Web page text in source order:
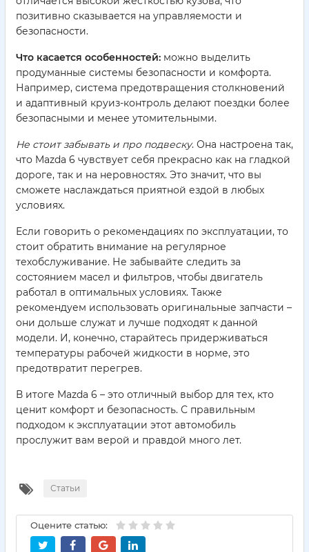
позитивно сказывается на управляемости и
безопасности.
Что касается особенностей: можно выделить
продуманные системы безопасности и комфорта.
Например, система предотвращения столкновений
и адаптивный круиз-контроль делают поездки более
безопасными и менее утомительными.
Не стоит забывать и про подвеску. Она настроена так,
что Mazda 6 чувствует себя прекрасно как на гладкой
дороге, так и на неровностях. Это значит, что вы
сможете наслаждаться приятной ездой в любых
условиях.
Если говорить о рекомендациях по эксплуатации, то
стоит обратить внимание на регулярное
техобслуживание. Не забывайте следить за
состоянием масел и фильтров, чтобы двигатель
работал в оптимальных условиях. Также
рекомендуем использовать оригинальные запчасти –
они дольше служат и лучше подходят к данной
модели. И, конечно, старайтесь придерживаться
температуры рабочей жидкости в норме, это
предотвратит перегрев.
В итоге Mazda 6 – это отличный выбор для тех, кто
ценит комфорт и безопасность. С правильным
подходом к эксплуатации этот автомобиль
прослужит вам верой и правдой много лет.
Статьи
Оцените статью: